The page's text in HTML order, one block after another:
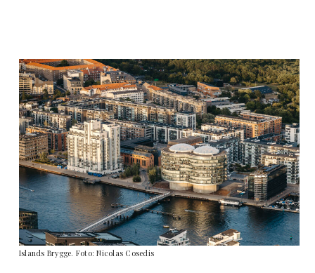
Islands Brygge. Foto: Nicolas Cosedis